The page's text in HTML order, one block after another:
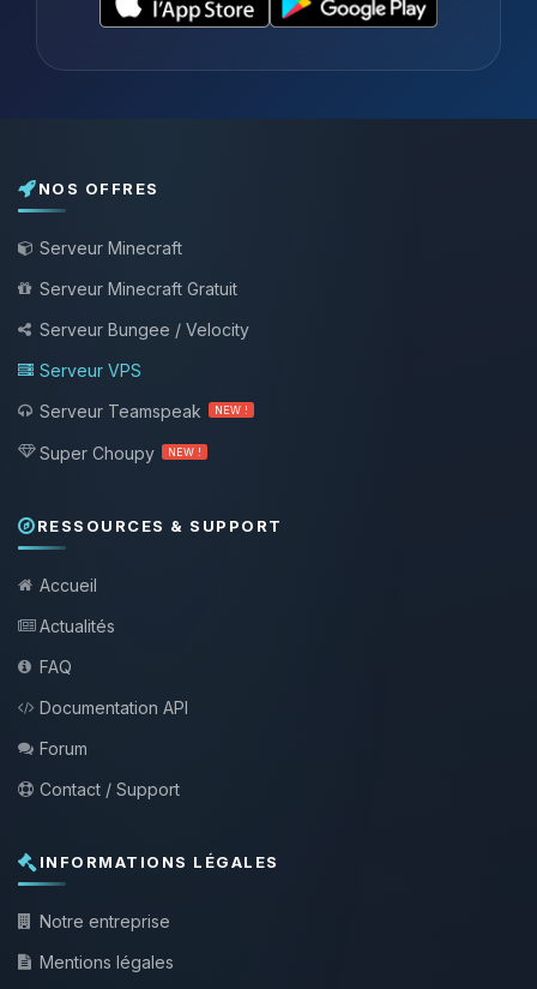
NOS OFFRES
Serveur Minecraft
Serveur Minecraft Gratuit
Serveur Bungee / Velocity
Serveur VPS
Serveur Teamspeak
NEW !
Super Choupy NEW !
RESSOURCES & SUPPORT
Accueil
Actualités
FAQ
Documentation API
Forum
Contact / Support
INFORMATIONS LÉGALES
Notre entreprise
Mentions légales